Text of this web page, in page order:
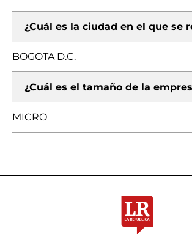
¿Cuál es la ciudad en el que se
BOGOTA D.C.
¿Cuál es el tamaño de la
MICRO